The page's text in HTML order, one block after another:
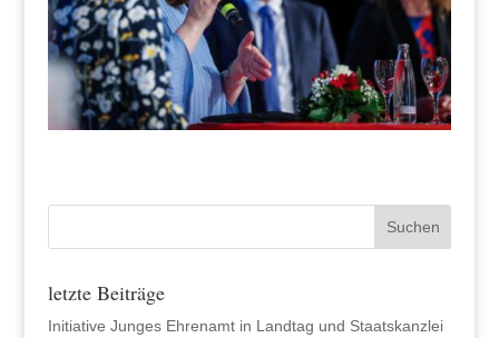
letzte Beiträge
Initiative Junges Ehrenamt in Landtag und Staatskanzlei